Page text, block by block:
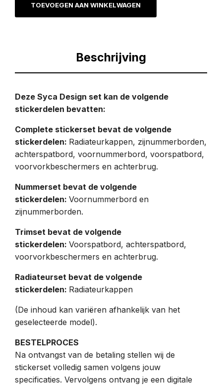
TOEVOEGEN AAN WINKELWAGEN
Beschrijving
Deze Syca Design set kan de volgende
stickerdelen bevatten:
Complete stickerset bevat de volgende
stickerdelen: Radiateurkappen, zijnummerborden,
achterspatbord, voornummerbord, voorspatbord,
voorvorkbeschermers en achterbrug.
Nummerset bevat de volgende
stickerdelen: Voornummerbord en
zijnummerborden.
Trimset bevat de volgende
stickerdelen: Voorspatbord, achterspatbord,
voorvorkbeschermers en achterbrug.
Radiateurset bevat de volgende
stickerdelen: Radiateurkappen
(De inhoud kan variëren afhankelijk van het
geselecteerde model).
BESTELPROCES
Na ontvangst van de betaling stellen wij de
stickerset volledig samen volgens jouw
specificaties. Vervolgens ontvang je een digitale